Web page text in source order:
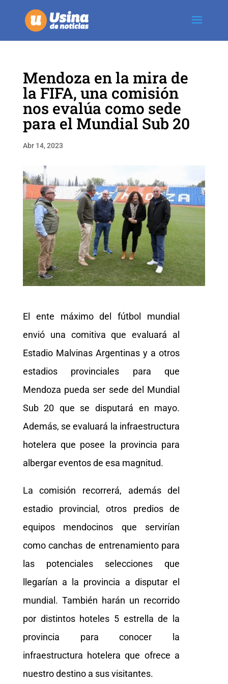
Mendoza en la mira de
la FIFA, una comisión
nos evalúa como sede
para el Mundial Sub 20
Abr 14, 2023
El ente máximo del fútbol mundial
envió una comitiva que evaluará al
Estadio Malvinas Argentinas y a otros
estadios provinciales para que
Mendoza pueda ser sede del Mundial
Sub 20 que se disputará en mayo.
Además, se evaluará la infraestructura
hotelera que posee la provincia para
albergar eventos de esa magnitud.
La comisión recorrerá, además del
estadio provincial, otros predios de
equipos mendocinos que servirían
como canchas de entrenamiento para
las potenciales selecciones que
llegarían a la provincia a disputar el
mundial. También harán un recorrido
por distintos hoteles 5 estrella de la
provincia para conocer la
infraestructura hotelera que ofrece a
nuestro destino a sus visitantes.